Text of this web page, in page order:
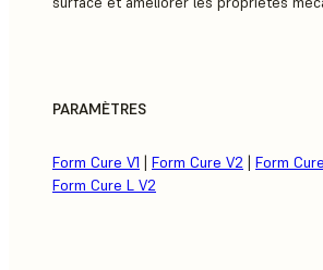
PARAMÈTRES
Form Cure V1 Form Cure V2 Form
Form Cure L V2